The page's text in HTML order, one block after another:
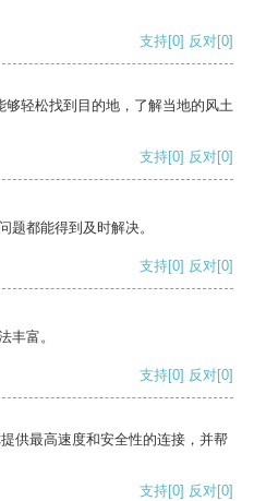
支持[0] 反对[0]
轻松找到目的地，了解当地的风土
支持[0] 反对[0]
题都能得到及时解决。
支持[0] 反对[0]
丰富。
支持[0] 反对[0]
供最高速度和安全性的连接，并帮
支持[0] 反对[0]